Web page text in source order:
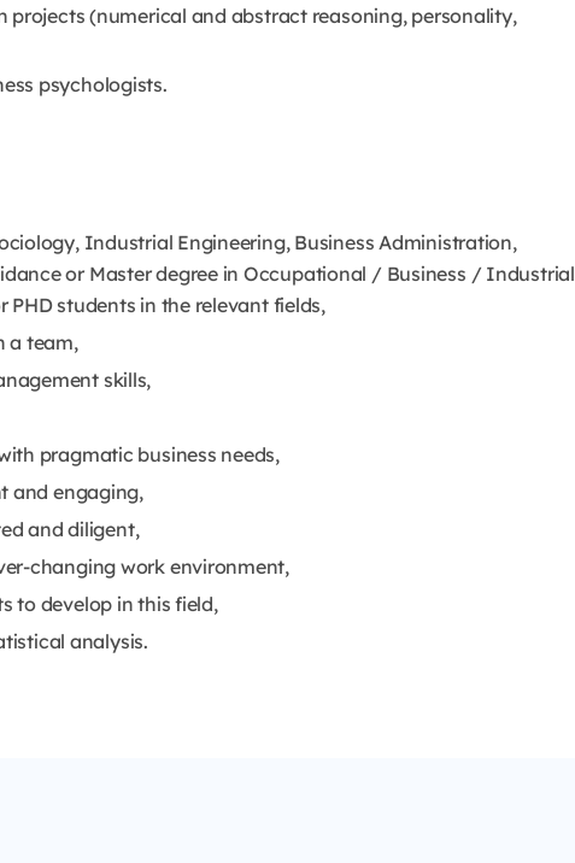
projects (numerical and abstract reasoning, personality,
psychologists.
Industrial Engineering, Business Administration,
or Master degree in Occupational / Business / Industrial
PHD students in the relevant fields,
a team,
skills,
pragmatic business needs,
and engaging,
and diligent,
changing work environment,
to develop in this field,
analysis.